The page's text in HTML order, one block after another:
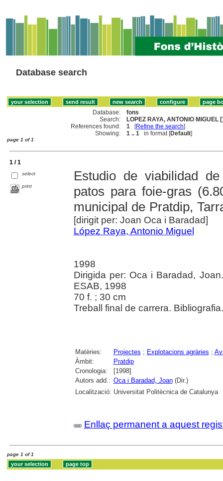
Database search
Database:
fons
Search:
LOPEZ RAYA, ANTONIO MIGUEL
References found:
1 [Refine the search]
Showing:
1 .. 1 in format [Default]
page 1 of 1
1 / 1
select
print
Estudio de viabilidad
patos para foie-gras
municipal de Pratdip,
[dirigit per: Joan Oca i Baradad]
López Raya, Antonio Miguel
1998
Dirigida per: Oca i Baradad,
ESAB, 1998
70 f. ; 30 cm
Treball final de carrera. Bibliografia.
Matèries: Projectes ; Explotacions agràries ;
Àmbit:
Pratdip
Cronologia:
[1998]
Autors add.: Oca i Baradad, Joan(Dir.)
Localització: Universitat Politècnica de Catalunya
Enllaç permanent a aquest
page 1 of 1